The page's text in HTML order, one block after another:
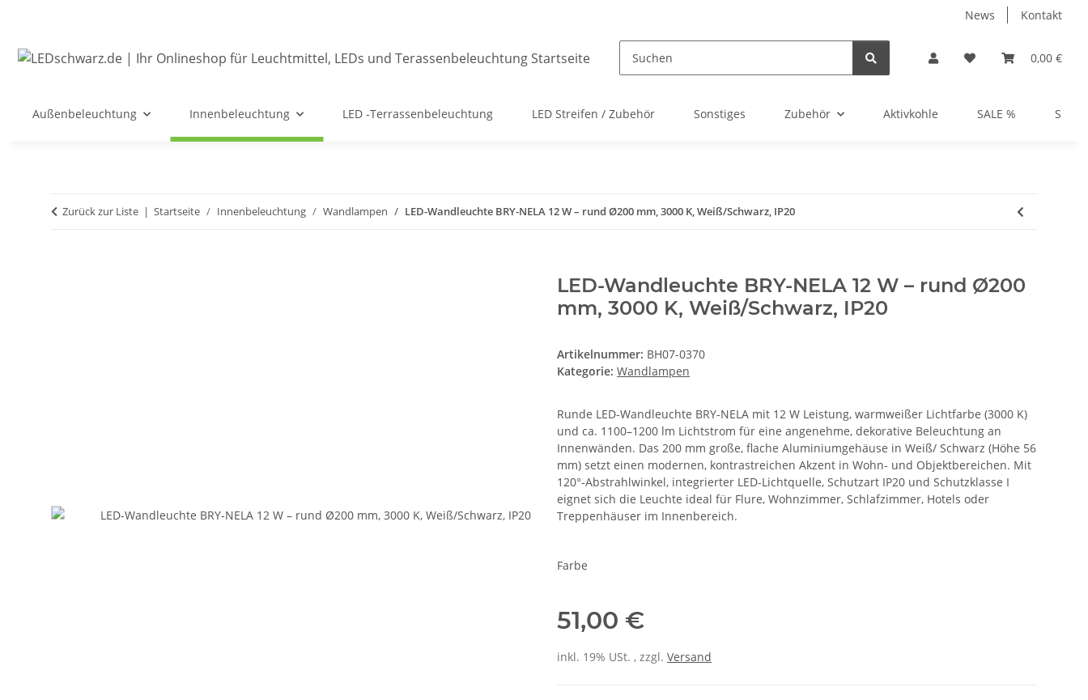
News Kontakt
0,00 €
Außenbeleuchtung Innenbeleuchtung LED -Terrassenbeleuchtung LED Streifen / Zubehör Sonstiges Zubehör Aktivkohle SALE %
Zurück zur Liste Startseite Innenbeleuchtung Wandlampen LED-Wandleuchte BRY-NELA 12 W – rund Ø200 mm, 3000 K, Weiß/Schwarz, IP20
LED-Wandleuchte BRY-NELA 12 W – rund Ø200
mm, 3000 K, Weiß/Schwarz, IP20
Artikelnummer: BH07-0370
Kategorie: Wandlampen
Runde LED-Wandleuchte BRY-NELA mit 12 W Leistung, warmweißer Lichtfarbe (3000 K)
und ca. 1100–1200 lm Lichtstrom für eine angenehme, dekorative Beleuchtung an
Innenwänden. Das 200 mm große, flache Aluminiumgehäuse in Weiß/ Schwarz (Höhe 56
mm) setzt einen modernen, kontrastreichen Akzent in Wohn- und Objektbereichen. Mit
120°-Abstrahlwinkel, integrierter LED-Lichtquelle, Schutzart IP20 und Schutzklasse I
eignet sich die Leuchte ideal für Flure, Wohnzimmer, Schlafzimmer, Hotels oder
Treppenhäuser im Innenbereich.
Farbe
51,00 €
inkl. 19% USt. , zzgl. Versand